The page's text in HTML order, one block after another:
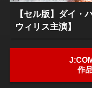
【セル版】ダイ・
ウィリス主演】
作